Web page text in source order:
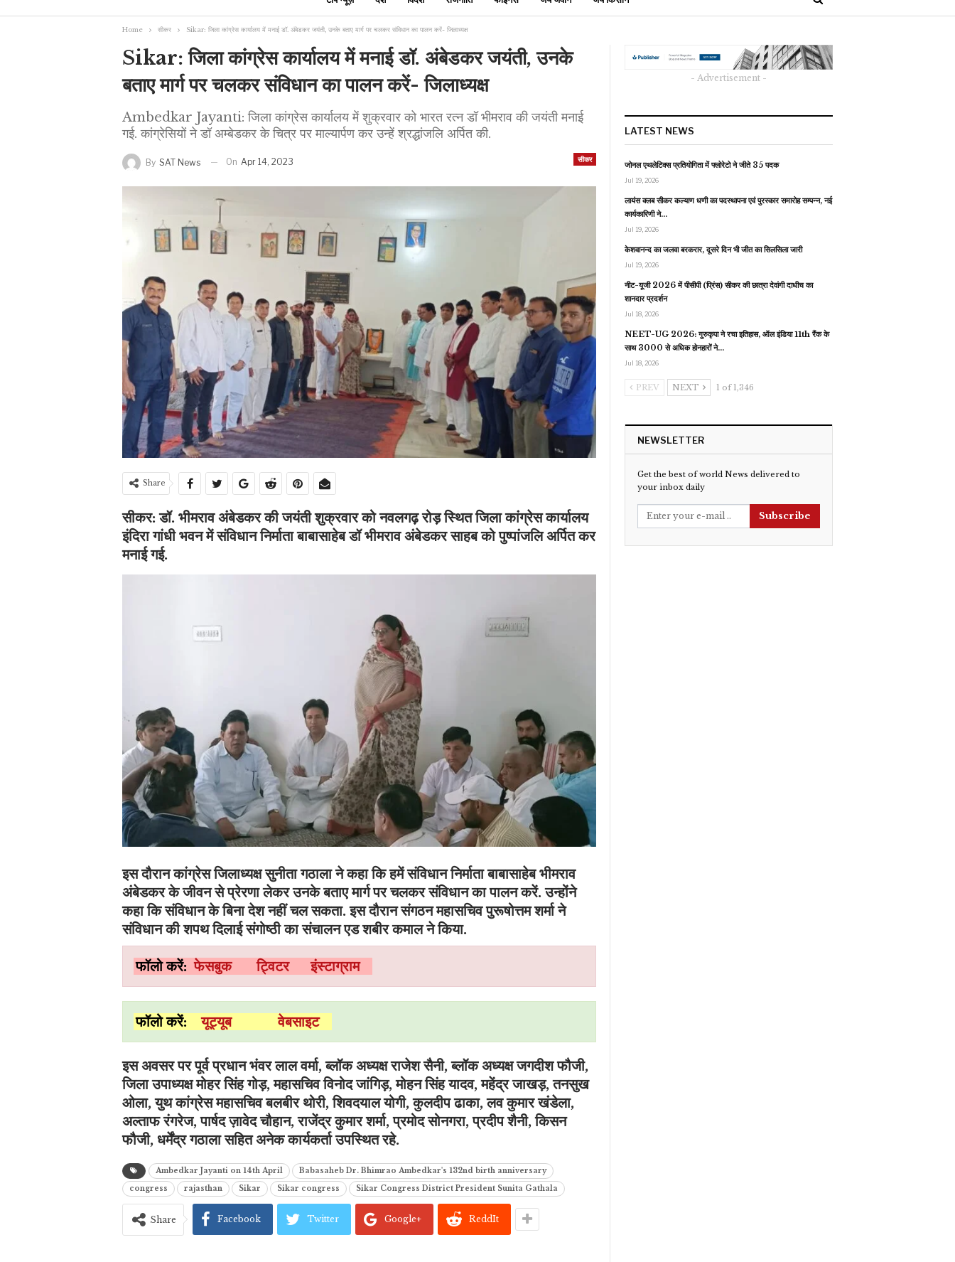
Home सीकर Sikar: जिला कांग्रेस कार्यालय में मनाई डॉ. अंबेडकर जयंती, उनके बताए मार्ग पर चलकर संविधान का पालन करें- जिलाध्यक्ष
Sikar: जिला कांग्रेस कार्यालय में मनाई डॉ. अंबेडकर जयंती, उनके
बताए मार्ग पर चलकर संविधान का पालन करें- जिलाध्यक्ष
Ambedkar Jayanti: जिला कांग्रेस कार्यालय में शुक्रवार को भारत रत्न डॉ भीमराव की जयंती मनाई
गई. कांग्रेसियों ने डॉ अम्बेडकर के चित्र पर माल्यार्पण कर उन्हें श्रद्धांजलि अर्पित की.
सीकर
By SAT News On Apr 14, 2023
Share
सीकर: डॉ. भीमराव अंबेडकर की जयंती शुक्रवार को नवलगढ़ रोड़ स्थित जिला कांग्रेस कार्यालय
इंदिरा गांधी भवन में संविधान निर्माता बाबासाहेब डॉ भीमराव अंबेडकर साहब को पुष्पांजलि अर्पित कर
मनाई गई.
इस दौरान कांग्रेस जिलाध्यक्ष सुनीता गठाला ने कहा कि हमें संविधान निर्माता बाबासाहेब भीमराव
अंबेडकर के जीवन से प्रेरणा लेकर उनके बताए मार्ग पर चलकर संविधान का पालन करें. उन्होंने
कहा कि संविधान के बिना देश नहीं चल सकता. इस दौरान संगठन महासचिव पुरूषोत्तम शर्मा ने
संविधान की शपथ दिलाई संगोष्ठी का संचालन एड शबीर कमाल ने किया.
फॉलो करें:फेसबुक ट्विटर इंस्टाग्राम
फॉलो करें:यूट्यूबवेबसाइट
इस अवसर पर पूर्व प्रधान भंवर लाल वर्मा, ब्लॉक अध्यक्ष राजेश सैनी, ब्लॉक अध्यक्ष जगदीश फौजी,
जिला उपाध्यक्ष मोहर सिंह गोड़, महासचिव विनोद जांगिड़, मोहन सिंह यादव, महेंद्र जाखड़, तनसुख
ओला, युथ कांग्रेस महासचिव बलबीर थोरी, शिवदयाल योगी, कुलदीप ढाका, लव कुमार खंडेला,
अल्ताफ रंगरेज, पार्षद ज़ावेद चौहान, राजेंद्र कुमार शर्मा, प्रमोद सोनगरा, प्रदीप शैनी, किसन
फौजी, धर्मेंद्र गठाला सहित अनेक कार्यकर्ता उपस्थित रहे.
Ambedkar Jayanti on 14th April
Babasaheb Dr. Bhimrao Ambedkar's 132nd birth anniversary
congress
rajasthan Sikar Sikar congress Sikar Congress District President Sunita Gathala
Share Facebook Twitter Google+ ReddIt
- Advertisement -
LATEST NEWS
जोनल एथलेटिक्स प्रतियोगिता में फ्लोरेटो ने जीते 35 पदक
Jul 19, 2026
लायंस क्लब सीकर कल्याण धणी का पदस्थापना एवं पुरस्कार समारोह सम्पन्न, नई
कार्यकारिणी ने…
Jul 19, 2026
केशवानन्द का जलवा बरकरार, दूसरे दिन भी जीत का सिलसिला जारी
Jul 19, 2026
नीट-यूजी 2026 में पीसीपी (प्रिंस) सीकर की छात्रा देवांगी दाधीच का
शानदार प्रदर्शन
Jul 18, 2026
NEET-UG 2026: गुरुकृपा ने रचा इतिहास, ऑल इंडिया 11th रैंक के
साथ 3000 से अधिक होनहारों ने…
Jul 18, 2026
PREV NEXT 1 of 1,346
NEWSLETTER
Get the best of world News delivered to
your inbox daily
Subscribe